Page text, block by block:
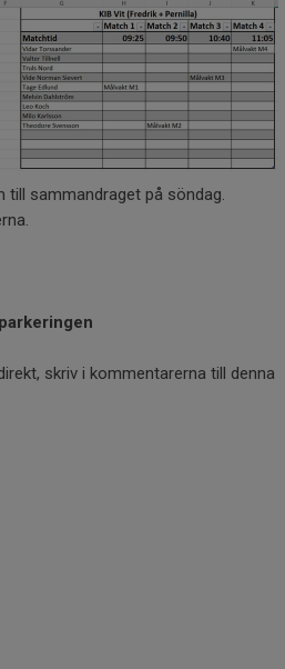
till sammandraget på söndag.
skriv i kommentarerna till denna